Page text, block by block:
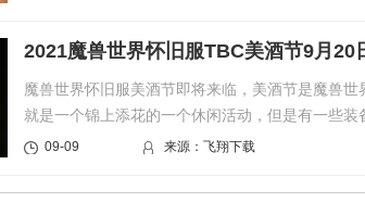
2021魔兽世界怀旧服TBC美酒节9月20
魔兽世界怀旧服美酒节即将来临，美酒节是魔兽
就是一个锦上添花的一个休闲活动，但是有一些
分道具让...
09-09 来源：飞翔下载